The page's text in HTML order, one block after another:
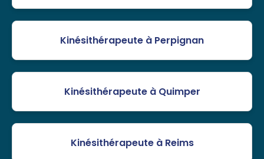
Kinésithérapeute à Perpignan
Kinésithérapeute à Quimper
Kinésithérapeute à Reims